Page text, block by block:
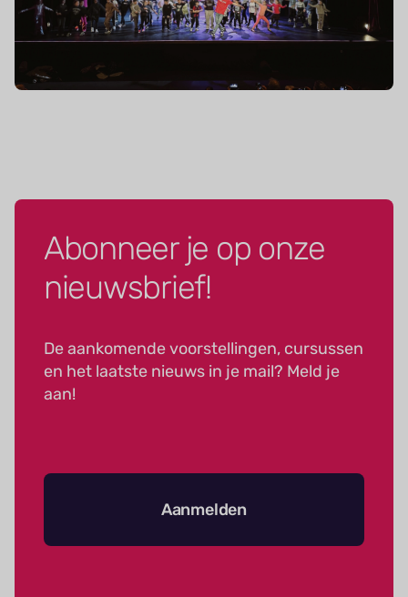
Abonneer je op onze
nieuwsbrief!
De aankomende voorstellingen, cursussen
en het laatste nieuws in je mail? Meld je
aan!
Aanmelden